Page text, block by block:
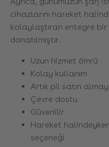
cihazlarını hareket
kolaylaştıran entegre
donatılmıştır.
Uzun hizmet ömrü
Kolay kullanım
Artık pil satın
Çevre dostu
Güvenilir
Hareket
seçeneği